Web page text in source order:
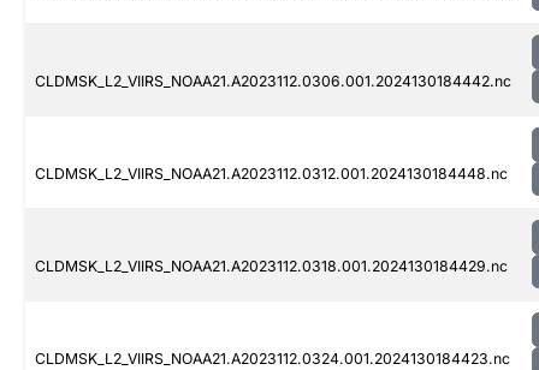
CLDMSK_L2_VIIRS_NOAA21.A2023112.0306.001.2024130184442.nc
CLDMSK_L2_VIIRS_NOAA21.A2023112.0312.001.2024130184448.nc
CLDMSK_L2_VIIRS_NOAA21.A2023112.0318.001.2024130184429.nc
CLDMSK_L2_VIIRS_NOAA21.A2023112.0324.001.2024130184423.nc